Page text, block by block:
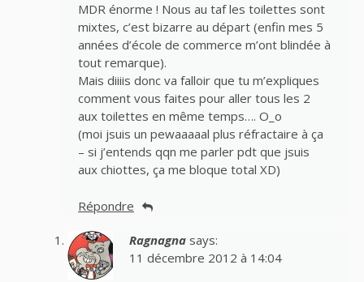
MDR énorme ! Nous au taf les toilettes sont
mixtes, c’est bizarre au départ (enfin mes 5
années d’école de commerce m’ont blindée à
tout remarque).
Mais diiiis donc va falloir que tu m’expliques
comment vous faites pour aller tous les 2
aux toilettes en même temps…. O_o
(moi jsuis un pewaaaaal plus réfractaire à ça
– si j’entends qqn me parler pdt que jsuis
aux chiottes, ça me bloque total XD)
Répondre
Ragnagna says:
11 décembre 2012 à 14:04